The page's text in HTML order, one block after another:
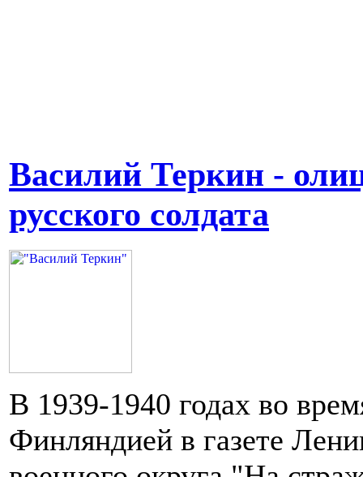
Василий Теркин -
русского солдата
В 1939-1940 годах во
Финляндией в газете